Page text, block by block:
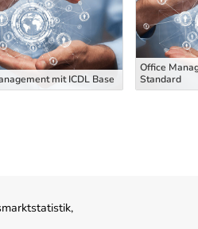
mit ICDL Base
Office
Standard